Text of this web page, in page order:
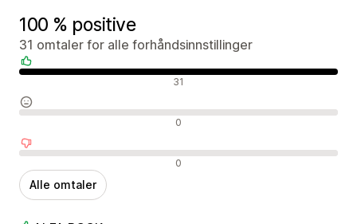
100 % positive
31 omtaler for alle forhåndsinnstillinger
Positive omtaler 31
Nøytrale omtaler 0
Negative omtaler 0
Alle omtaler